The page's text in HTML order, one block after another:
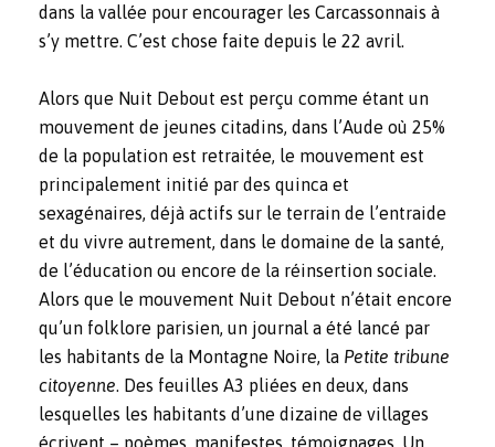
dans la vallée pour encourager les Carcassonnais à
s’y mettre. C’est chose faite depuis le 22 avril.
Alors que Nuit Debout est perçu comme étant un
mouvement de jeunes citadins, dans l’Aude où 25%
de la population est retraitée, le mouvement est
principalement initié par des quinca et
sexagénaires, déjà actifs sur le terrain de l’entraide
et du vivre autrement, dans le domaine de la santé,
de l’éducation ou encore de la réinsertion sociale.
Alors que le mouvement Nuit Debout n’était encore
qu’un folklore parisien, un journal a été lancé par
les habitants de la Montagne Noire, la Petite tribune
citoyenne. Des feuilles A3 pliées en deux, dans
lesquelles les habitants d’une dizaine de villages
écrivent – poèmes, manifestes, témoignages. Un